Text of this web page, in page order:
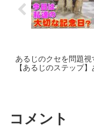
あるじのクセを問題
【あるじのステップ
コメント